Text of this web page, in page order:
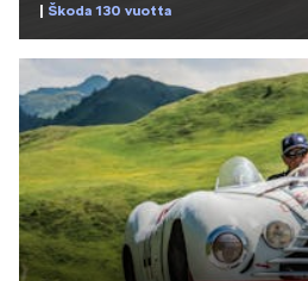
ELROQ
EPIQ
Škoda 130 vuotta